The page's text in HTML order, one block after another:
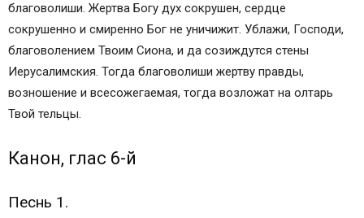
благоволиши. Жертва Богу дух сокрушен, сердце
сокрушенно и смиренно Бог не уничижит. Ублажи, Господи,
благоволением Твоим Сиона, и да созиждутся стены
Иерусалимския. Тогда благоволиши жертву правды,
возношение и всесожегаемая, тогда возложат на олтарь
Твой тельцы.
Канон, глас 6-й
Песнь 1.